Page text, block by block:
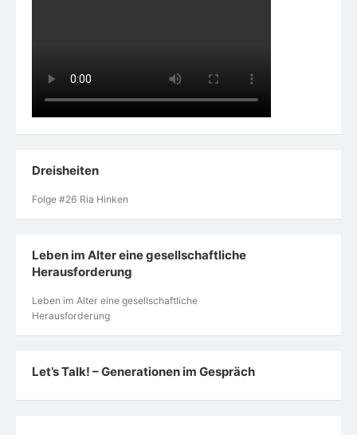
Dreisheiten
Folge #26 Ria Hinken
Leben im Alter eine gesellschaftliche
Herausforderung
Leben im Alter eine gesellschaftliche
Herausforderung
Let’s Talk! – Generationen im Gespräch